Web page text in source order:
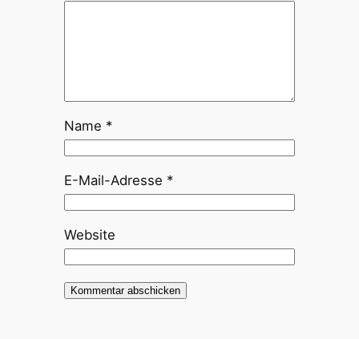
Name *
E-Mail-Adresse *
Website